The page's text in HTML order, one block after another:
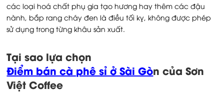
các loại hoá chất phụ gia tạo hương hay thêm các đậu
nành, bắp rang cháy đen là điều tối kỵ, không được phép
sử dụng trong từng khâu sản xuất.
Tại sao lựa chọn
Điểm bán cà phê sỉ ở Sài Gòn của Sơn
Việt Coffee